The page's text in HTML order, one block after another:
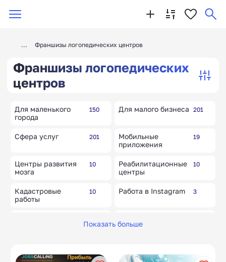
Франшизы логопедических центров
Франшизы логопедических
центров
Для маленького
города
150 Для малого бизнеса 201
Сфера услуг 201
Мобильные
приложения
19
Центры развития
мозга
10
Реабилитационные
центры
10
Кадастровые
работы
10 Работа в Instagram 3
термопанели
Показать больше